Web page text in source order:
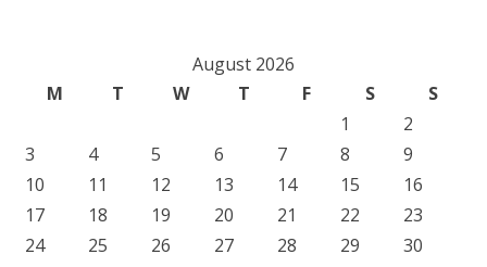
August 2026
M
T W T F S
S
1
2
3
4 5 6 7 8
9
10
11 12 13 14 15
16
17
18 19 20 21 22
23
24
25 26 27 28 29
30